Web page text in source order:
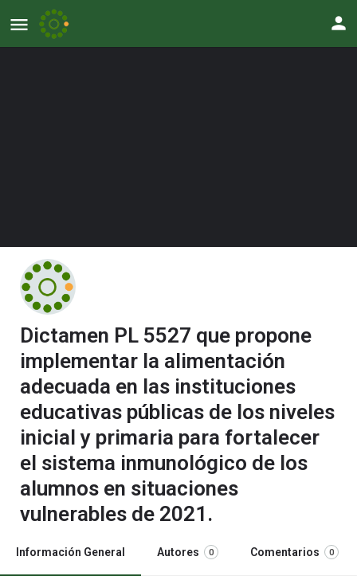
Dictamen PL 5527 que propone
implementar la alimentación
adecuada en las instituciones
educativas públicas de los niveles
inicial y primaria para fortalecer
el sistema inmunológico de los
alumnos en situaciones
vulnerables de 2021.
Información General Autores 0 Comentarios 0